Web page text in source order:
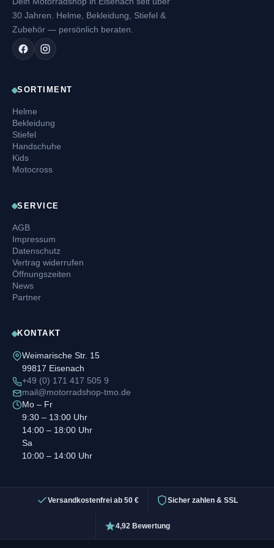
30 Jahren. Helme, Bekleidung, Stiefel &
Zubehör — persönlich beraten.
SORTIMENT
Helme
Bekleidung
Stiefel
Handschuhe
Kids
Motocross
SERVICE
AGB
Impressum
Datenschutz
Vertrag widerrufen
Öffnungszeiten
News
Partner
KONTAKT
Weimarische Str. 15
99817 Eisenach
+49 (0) 171 417 505 9
mail@motorradshop-tmo.de
Mo – Fr
9:30 – 13:00 Uhr
14:00 – 18:00 Uhr
Sa
10:00 – 14:00 Uhr
Versandkostenfrei ab 50 € Sicher zahlen & SSL
4,92 Bewertung